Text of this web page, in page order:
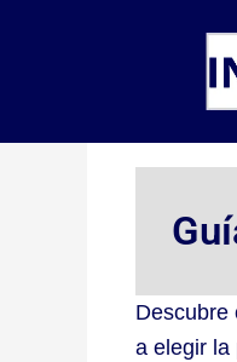
Descubre
a elegir la